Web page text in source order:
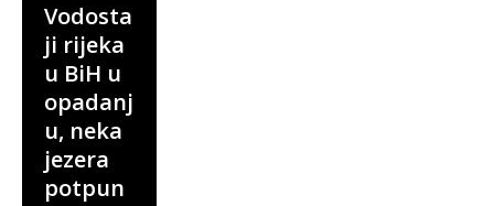
Vodosta
ji rijeka
u BiH u
opadanj
u, neka
jezera
potpun